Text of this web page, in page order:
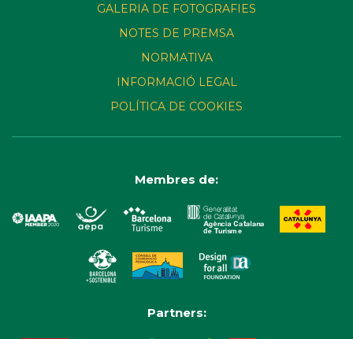
GALERIA DE FOTOGRAFIES
NOTES DE PREMSA
NORMATIVA
INFORMACIÓ LEGAL
POLÍTICA DE COOKIES
Membres de:
Partners: